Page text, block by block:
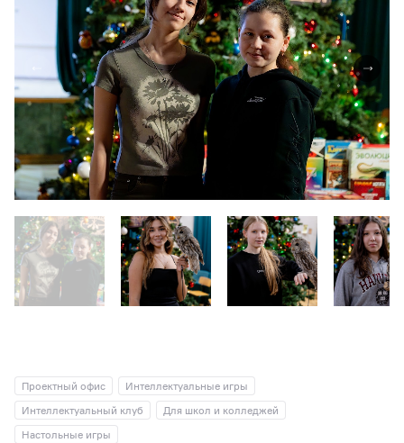
Проектный офис
Интеллектуальные игры
Интеллектуальный клуб
Для школ и колледжей
Настольные игры